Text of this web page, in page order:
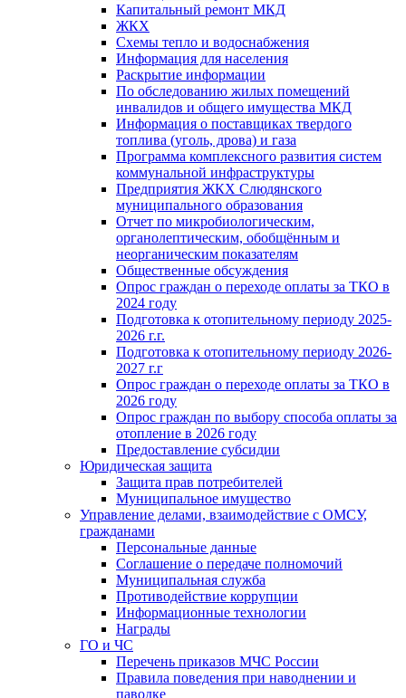
Капитальный ремонт МКД
ЖКХ
Схемы тепло и водоснабжения
Информация для населения
Раскрытие информации
По обследованию жилых помещений
инвалидов и общего имущества МКД
Информация о поставщиках твердого
топлива (уголь, дрова) и газа
Программа комплексного развития систем
коммунальной инфраструктуры
Предприятия ЖКХ Слюдянского
муниципального образования
Отчет по микробиологическим,
органолептическим, обобщённым и
неорганическим показателям
Общественные обсуждения
Опрос граждан о переходе оплаты за ТКО в
2024 году
Подготовка к отопительному периоду 2025-
2026 г.г.
Подготовка к отопительному периоду 2026-
2027 г.г
Опрос граждан о переходе оплаты за ТКО в
2026 году
Опрос граждан по выбору способа оплаты за
отопление в 2026 году
Предоставление субсидии
Юридическая защита
Защита прав потребителей
Муниципальное имущество
Управление делами, взаимодействие с ОМСУ,
гражданами
Персональные данные
Соглашение о передаче полномочий
Муниципальная служба
Противодействие коррупции
Информационные технологии
Награды
ГО и ЧС
Перечень приказов МЧС России
Правила поведения при наводнении и
паводке